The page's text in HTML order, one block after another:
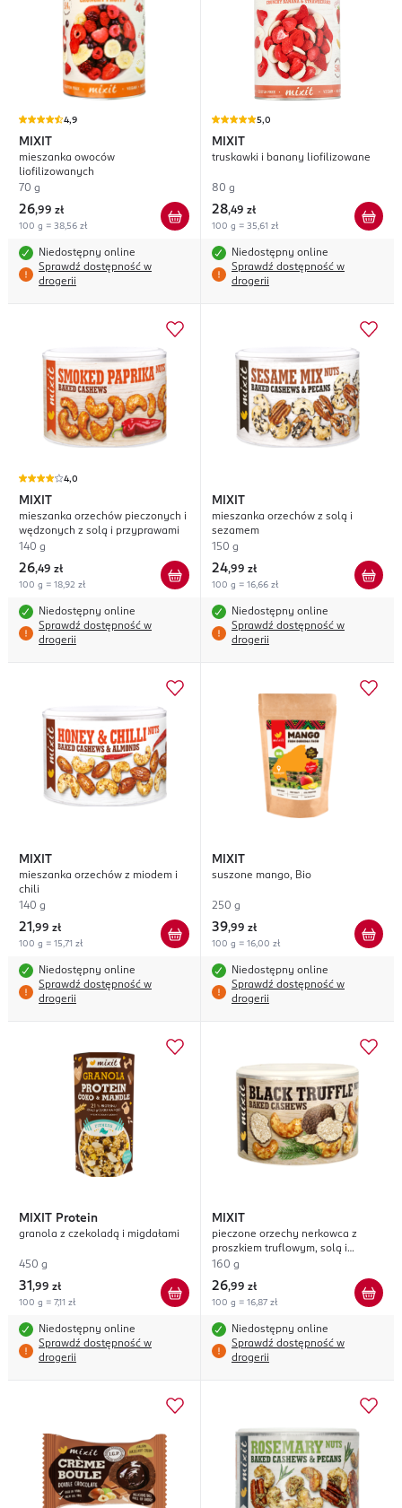
4,9
MIXIT
mieszanka owoców
liofilizowanych
70 g
26,99 zł
100 g = 38,56 zł
Niedostępny online
Sprawdź dostępność w
drogerii
5,0
MIXIT
truskawki i banany liofilizowane
80 g
28,49 zł
100 g = 35,61 zł
Niedostępny online
Sprawdź dostępność w
drogerii
4,0
MIXIT
mieszanka orzechów pieczonych i
wędzonych z solą i przyprawami
140 g
26,49 zł
100 g = 18,92 zł
Niedostępny online
Sprawdź dostępność w
drogerii
MIXIT
mieszanka orzechów z solą i
sezamem
150 g
24,99 zł
100 g = 16,66 zł
Niedostępny online
Sprawdź dostępność w
drogerii
MIXIT
mieszanka orzechów z miodem i
chili
140 g
21 ,99 zł
100 g = 15,71 zł
Niedostępny online
Sprawdź dostępność w
drogerii
MIXIT
suszone mango, Bio
250 g
39,99 zł
100 g = 16,00 zł
Niedostępny online
Sprawdź dostępność w
drogerii
MIXIT Protein
granola z czekoladą i migdałami
450 g
31 ,99 zł
100 g = 7,11 zł
Niedostępny online
Sprawdź dostępność w
drogerii
MIXIT
pieczone orzechy nerkowca z
proszkiem truflowym, solą i
pieprzem
160 g
26,99 zł
100 g = 16,87 zł
Niedostępny online
Sprawdź dostępność w
drogerii